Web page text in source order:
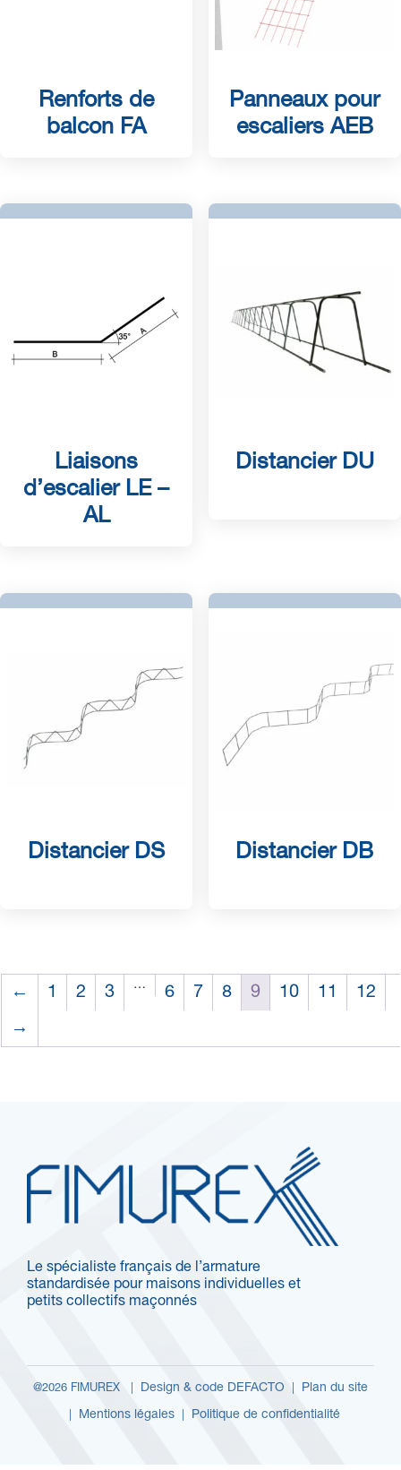
Renforts de
balcon FA
Panneaux pour
escaliers AEB
Liaisons
d’escalier LE –
AL
Distancier DU
Distancier DS Distancier DB
← 1 2 3 … 6 7 8 9 10 11 12
→
Le spécialiste français de l’armature
standardisée pour maisons individuelles et
petits collectifs maçonnés
@2026 FIMUREX | Design & code DEFACTO Plan du site
Mentions légales| Politique de confidentialité